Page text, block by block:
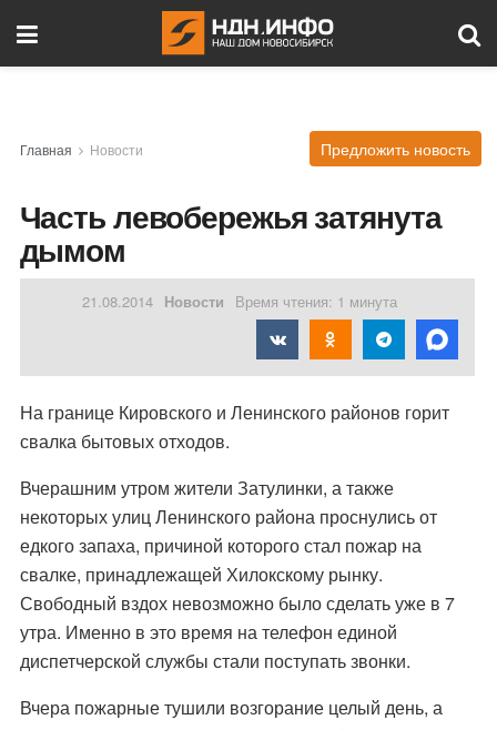
Главная Новости Предложить новость
Часть левобережья затянута
дымом
21.08.2014 Новости Время чтения: 1 минута
На границе Кировского и Ленинского районов горит
свалка бытовых отходов.
Вчерашним утром жители Затулинки, а также
некоторых улиц Ленинского района проснулись от
едкого запаха, причиной которого стал пожар на
свалке, принадлежащей Хилокскому рынку.
Свободный вздох невозможно было сделать уже в 7
утра. Именно в это время на телефон единой
диспетчерской службы стали поступать звонки.
Вчера пожарные тушили возгорание целый день, а